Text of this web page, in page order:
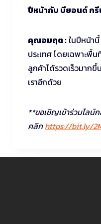
ปีหน้ากับ บียอนด์ กรี
คุณอมฤต :ในปีหน้า
ประเทศ โดยเฉพาะพื้
ลูกค้าได้รวดเร็วมาก
เราอีกด้วย
**ขอเชิญเข้าร่วมไลน์
คลิกhttps://bit.ly/